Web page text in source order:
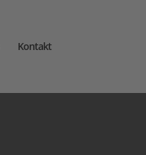
Kontakt